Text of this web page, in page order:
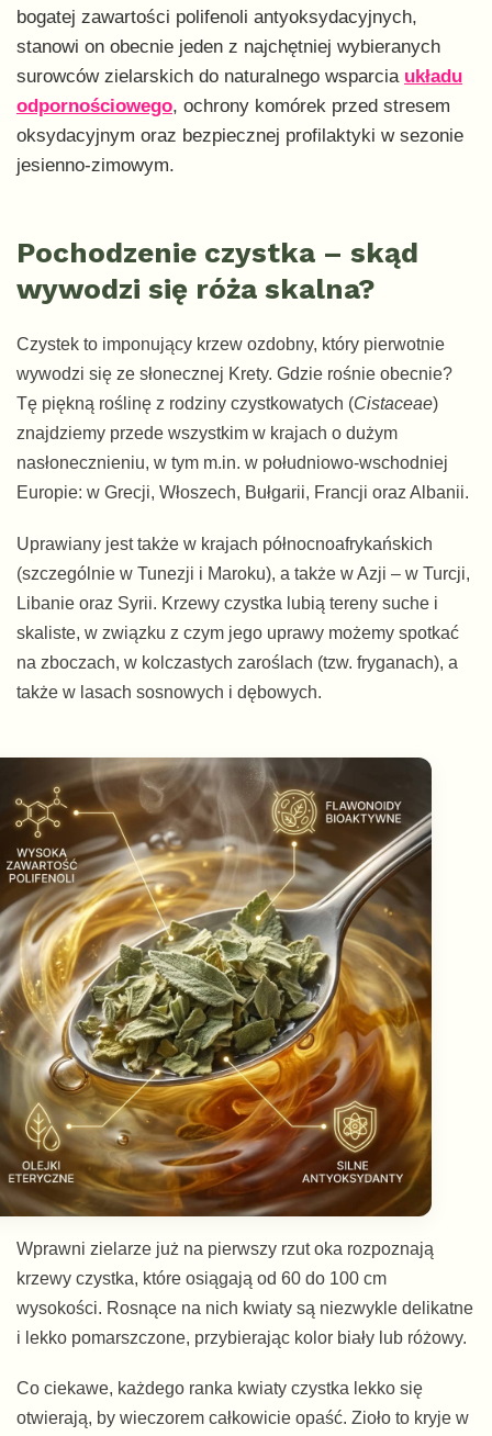
bogatej zawartości polifenoli antyoksydacyjnych,
stanowi on obecnie jeden z najchętniej wybieranych
surowców zielarskich do naturalnego wsparcia układu
odpornościowego, ochrony komórek przed stresem
oksydacyjnym oraz bezpiecznej profilaktyki w sezonie
jesienno-zimowym.
Pochodzenie czystka – skąd
wywodzi się róża skalna?
Czystek to imponujący krzew ozdobny, który pierwotnie
wywodzi się ze słonecznej Krety. Gdzie rośnie obecnie?
Tę piękną roślinę z rodziny czystkowatych (Cistaceae)
znajdziemy przede wszystkim w krajach o dużym
nasłonecznieniu, w tym m.in. w południowo-wschodniej
Europie: w Grecji, Włoszech, Bułgarii, Francji oraz Albanii.
Uprawiany jest także w krajach północnoafrykańskich
(szczególnie w Tunezji i Maroku), a także w Azji – w Turcji,
Libanie oraz Syrii. Krzewy czystka lubią tereny suche i
skaliste, w związku z czym jego uprawy możemy spotkać
na zboczach, w kolczastych zaroślach (tzw. fryganach), a
także w lasach sosnowych i dębowych.
Wprawni zielarze już na pierwszy rzut oka rozpoznają
krzewy czystka, które osiągają od 60 do 100 cm
wysokości. Rosnące na nich kwiaty są niezwykle delikatne
i lekko pomarszczone, przybierając kolor biały lub różowy.
Co ciekawe, każdego ranka kwiaty czystka lekko się
otwierają, by wieczorem całkowicie opaść. Zioło to kryje w